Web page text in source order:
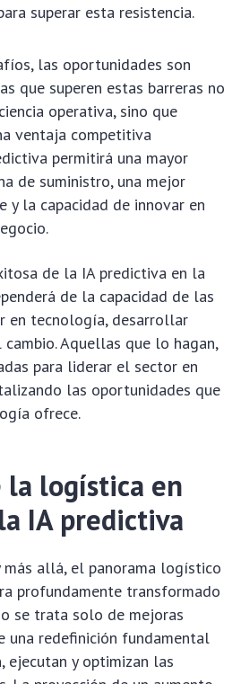
superar esta resistencia.
las oportunidades son
que superen estas barreras no
operativa, sino que
ventaja competitiva
permitirá una mayor
de suministro, una mejor
y la capacidad de innovar en
de la IA predictiva en la
de la capacidad de las
en tecnología, desarrollar
Aquellas que lo hagan,
para liderar el sector en
las oportunidades que
ofrece.
logística en
IA predictiva
más allá, el panorama logístico
profundamente transformado
se trata solo de mejoras
una redefinición fundamental
ejecutan y optimizan las